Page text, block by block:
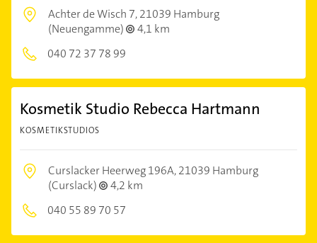
Achter de Wisch 7,21039 Hamburg
(Neuengamme)
4,1 km
040 72 37 78 99
Kosmetik Studio Rebecca Hartmann
KOSMETIKSTUDIOS
Curslacker Heerweg 196A,21039 Hamburg
(Curslack)
4,2 km
040 55 89 70 57